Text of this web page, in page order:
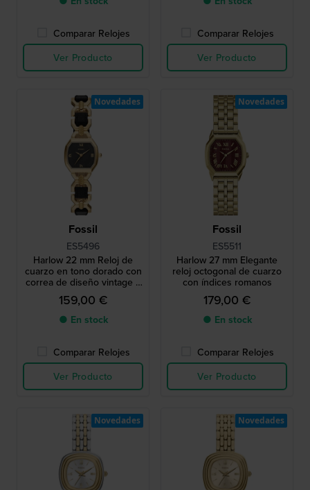
Comparar Relojes
Ver Producto
Comparar Relojes
Ver Producto
Fossil
ES5496
Harlow 22 mm Reloj de
cuarzo en tono dorado con
correa de diseño vintage y
caja octogonal
159,00 €
● En stock
Comparar Relojes
Ver Producto
Novedades
Fossil
ES5511
Harlow 27 mm Elegante
reloj octogonal de cuarzo
con índices romanos
179,00 €
● En stock
Comparar Relojes
Ver Producto
Novedades
Novedades Novedades